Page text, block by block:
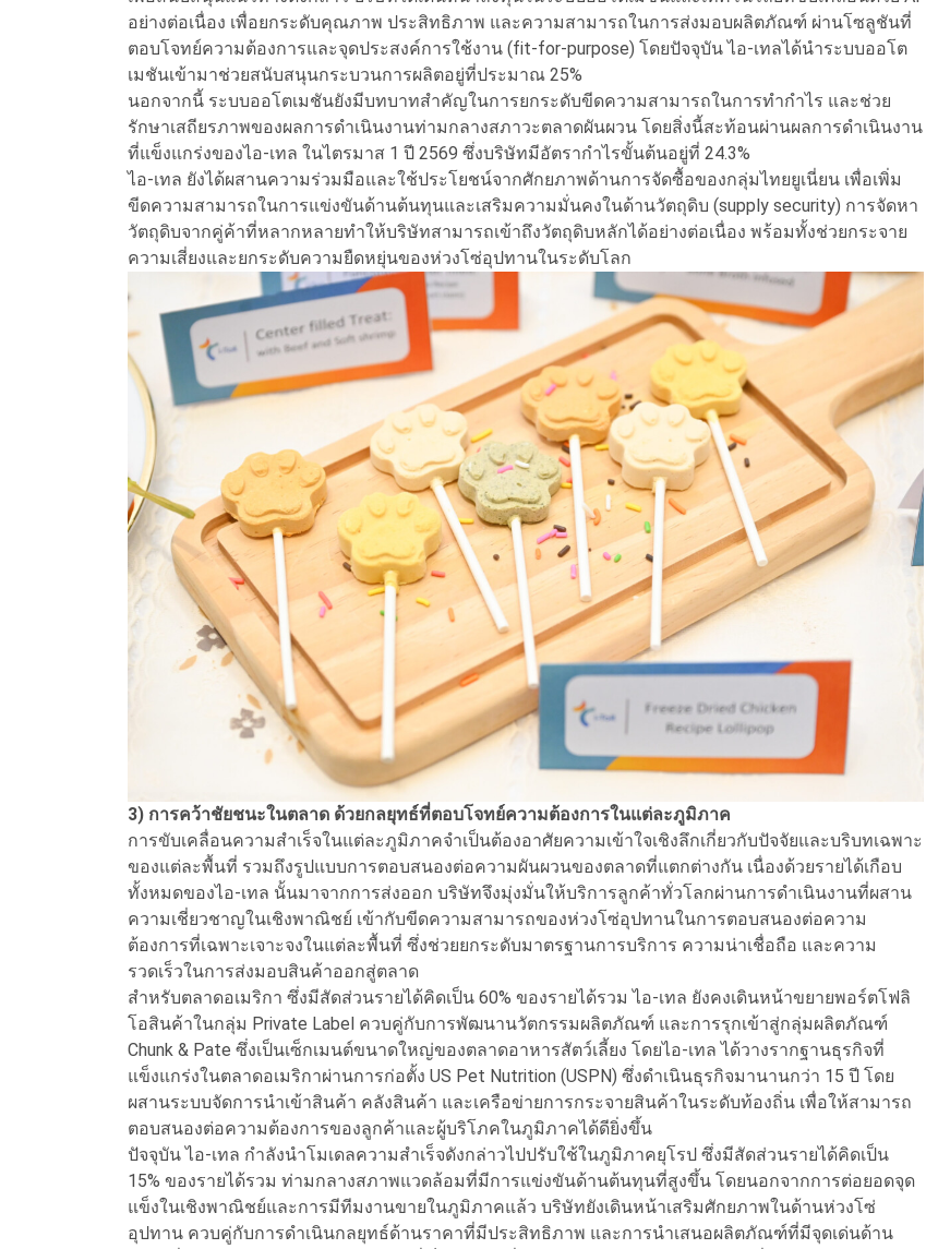
อย่างต่อเนื่อง เพื่อยกระดับคุณภาพ ประสิทธิภาพ และความสามารถในการส่งมอบผลิตภัณฑ์ ผ่านโซลูชันที่
ตอบโจทย์ความต้องการและจุดประสงค์การใช้งาน (fit-for-purpose) โดยปัจจุบัน ไอ-เทลได้นำระบบออโต
เมชันเข้ามาช่วยสนับสนุนกระบวนการผลิตอยู่ที่ประมาณ 25%
นอกจากนี้ ระบบออโตเมชันยังมีบทบาทสำคัญในการยกระดับขีดความสามารถในการทำกำไร และช่วย
รักษาเสถียรภาพของผลการดำเนินงานท่ามกลางสภาวะตลาดผันผวน โดยสิ่งนี้สะท้อนผ่านผลการดำเนินงาน
ที่แข็งแกร่งของไอ-เทล ในไตรมาส 1 ปี 2569 ซึ่งบริษัทมีอัตรากำไรขั้นต้นอยู่ที่ 24.3%
ไอ-เทล ยังได้ผสานความร่วมมือและใช้ประโยชน์จากศักยภาพด้านการจัดซื้อของกลุ่มไทยยูเนี่ยน เพื่อเพิ่ม
ขีดความสามารถในการแข่งขันด้านต้นทุนและเสริมความมั่นคงในด้านวัตถุดิบ (supply security) การจัดหา
วัตถุดิบจากคู่ค้าที่หลากหลายทำให้บริษัทสามารถเข้าถึงวัตถุดิบหลักได้อย่างต่อเนื่อง พร้อมทั้งช่วยกระจาย
ความเสี่ยงและยกระดับความยืดหยุ่นของห่วงโซ่อุปทานในระดับโลก
3) การคว้าชัยชนะในตลาด ด้วยกลยุทธ์ที่ตอบโจทย์ความต้องการในแต่ละภูมิภาค
การขับเคลื่อนความสำเร็จในแต่ละภูมิภาคจำเป็นต้องอาศัยความเข้าใจเชิงลึกเกี่ยวกับปัจจัยและบริบทเฉพาะ
ของแต่ละพื้นที่ รวมถึงรูปแบบการตอบสนองต่อความผันผวนของตลาดที่แตกต่างกัน เนื่องด้วยรายได้เกือบ
ทั้งหมดของไอ-เทล นั้นมาจากการส่งออก บริษัทจึงมุ่งมั่นให้บริการลูกค้าทั่วโลกผ่านการดำเนินงานที่ผสาน
ความเชี่ยวชาญในเชิงพาณิชย์ เข้ากับขีดความสามารถของห่วงโซ่อุปทานในการตอบสนองต่อความ
ต้องการที่เฉพาะเจาะจงในแต่ละพื้นที่ ซึ่งช่วยยกระดับมาตรฐานการบริการ ความน่าเชื่อถือ และความ
รวดเร็วในการส่งมอบสินค้าออกสู่ตลาด
สำหรับตลาดอเมริกา ซึ่งมีสัดส่วนรายได้คิดเป็น 60% ของรายได้รวม ไอ-เทล ยังคงเดินหน้าขยายพอร์ตโฟลิ
โอสินค้าในกลุ่ม Private Label ควบคู่กับการพัฒนานวัตกรรมผลิตภัณฑ์ และการรุกเข้าสู่กลุ่มผลิตภัณฑ์
Chunk & Pate ซึ่งเป็นเซ็กเมนต์ขนาดใหญ่ของตลาดอาหารสัตว์เลี้ยง โดยไอ-เทล ได้วางรากฐานธุรกิจที่
แข็งแกร่งในตลาดอเมริกาผ่านการก่อตั้ง US Pet Nutrition (USPN) ซึ่งดำเนินธุรกิจมานานกว่า 15 ปี โดย
ผสานระบบจัดการนำเข้าสินค้า คลังสินค้า และเครือข่ายการกระจายสินค้าในระดับท้องถิ่น เพื่อให้สามารถ
ตอบสนองต่อความต้องการของลูกค้าและผู้บริโภคในภูมิภาคได้ดียิ่งขึ้น
ปัจจุบัน ไอ-เทล กำลังนำโมเดลความสำเร็จดังกล่าวไปปรับใช้ในภูมิภาคยุโรป ซึ่งมีสัดส่วนรายได้คิดเป็น
15% ของรายได้รวม ท่ามกลางสภาพแวดล้อมที่มีการแข่งขันด้านต้นทุนที่สูงขึ้น โดยนอกจากการต่อยอดจุด
แข็งในเชิงพาณิชย์และการมีทีมงานขายในภูมิภาคแล้ว บริษัทยังเดินหน้าเสริมศักยภาพในด้านห่วงโซ่
อุปทาน ควบคู่กับการดำเนินกลยุทธ์ด้านราคาที่มีประสิทธิภาพ และการนำเสนอผลิตภัณฑ์ที่มีจุดเด่นด้าน